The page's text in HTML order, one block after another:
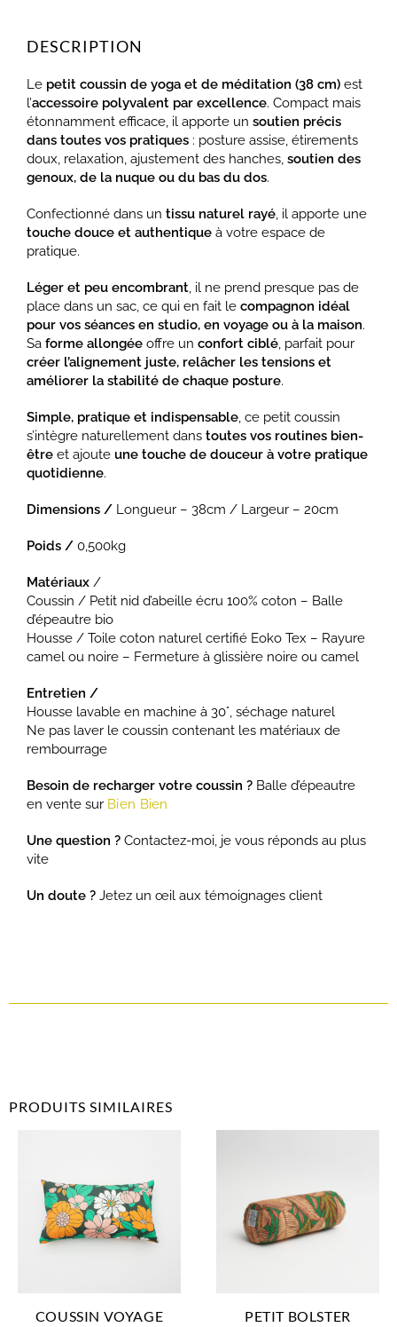
DESCRIPTION
Le petit coussin de yoga et de méditation (38 cm) est
l’accessoire polyvalent par excellence. Compact mais
étonnamment efficace, il apporte un soutien précis
dans toutes vos pratiques : posture assise, étirements
doux, relaxation, ajustement des hanches, soutien des
genoux, de la nuque ou du bas du dos.
Confectionné dans un tissu naturel rayé , il apporte une
touche douce et authentique à votre espace de
pratique.
Léger et peu encombrant , il ne prend presque pas de
place dans un sac, ce qui en fait le compagnon idéal
pour vos séances en studio, en voyage ou à la maison.
Sa forme allongée offre un confort ciblé , parfait pour
créer l’alignement juste, relâcher les tensions et
améliorer la stabilité de chaque posture.
Simple, pratique et indispensable , ce petit coussin
s’intègre naturellement dans toutes vos routines bien-
être et ajoute une touche de douceur à votre pratique
quotidienne.
Dimensions / Longueur – 38cm / Largeur – 20cm
Poids / 0,500kg
Matériaux /
Coussin / Petit nid d’abeille écru 100% coton – Balle
d’épeautre bio
Housse / Toile coton naturel certifié Eoko Tex – Rayure
camel ou noire – Fermeture à glissière noire ou camel
Entretien /
Housse lavable en machine à 30°, séchage naturel
Ne pas laver le coussin contenant les matériaux de
rembourrage
Besoin de recharger votre coussin ? Balle d’épeautre
en vente sur Bien Bien
Une question ? Contactez-moi, je vous réponds au plus
vite
Un doute ? Jetez un œil aux témoignages client
PRODUITS SIMILAIRES
COUSSIN VOYAGE
PETIT BOLSTER